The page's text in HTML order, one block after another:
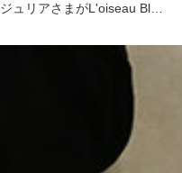
ュリアさまがL'oiseau Bl…